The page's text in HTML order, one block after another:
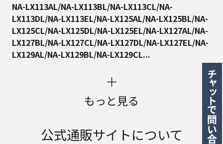
NA-LX113AL/NA-LX113BL/NA-LX113CL/NA-
LX113DL/NA-LX113EL/NA-LX125AL/NA-LX125BL/NA-
LX125CL/NA-LX125DL/NA-LX125EL/NA-LX127AL/NA-
LX127BL/NA-LX127CL/NA-LX127DL/NA-LX127EL/NA-
LX129AL/NA-LX129BL/NA-LX129CL...
もっと見る
公式通販サイトについて